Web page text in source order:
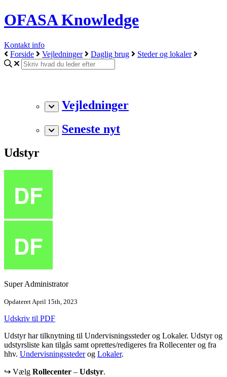
OFASA Knowledge
Kontakt info
Forside
Vejledninger Daglig brug Steder og lokaler
Vejledninger
Seneste nyt
Udstyr
Super Administrator
Opdateret April 15th, 2023
Udskriv til PDF
Udstyr har tilknytning til Undervisningssteder og Lokaler. Udstyr og
udstyrsliste kan tilgås samt oprettes/redigeres fra Rollecenter og fra
hhv. Undervisningssteder‍ og Lokaler‍.
↪ Vælg Rollecenter – Udstyr.